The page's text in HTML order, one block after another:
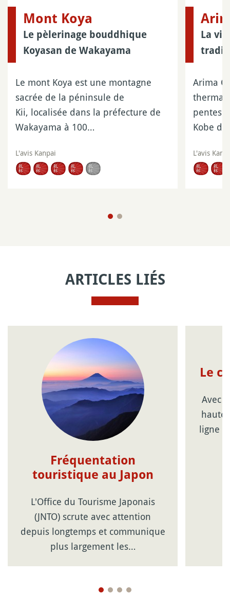
Mont Koya
Le pèlerinage bouddhique
Koyasan de Wakayama
Le mont Koya est une montagne
sacrée de la péninsule de
Kii, localisée dans la préfecture de
Wakayama à 100…
L'avis Kanpai
La
Arima
pentes
Kobe
L'avis
ARTICLES LIÉS
Fréquentation
touristique au Japon
L'Office du Tourisme Japonais
(JNTO) scrute avec attention
depuis longtemps et communique
plus largement les…
Le
Avec
haute
ligne